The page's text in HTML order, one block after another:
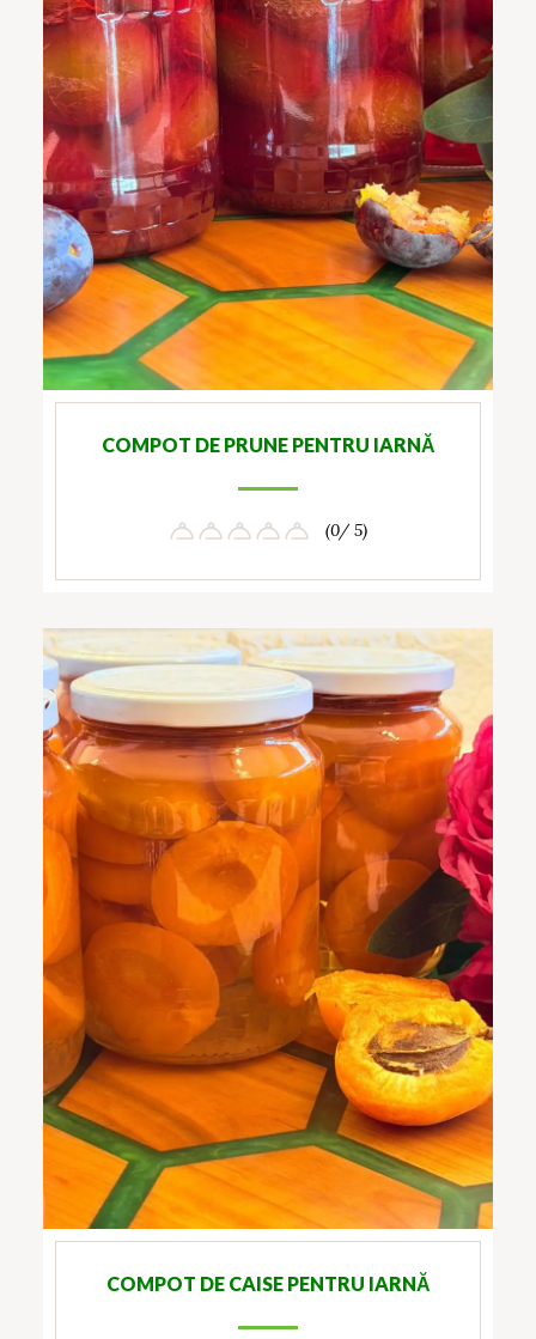
COMPOT DE PRUNE PENTRU IARNĂ
(0/ 5)
COMPOT DE CAISE PENTRU IARNĂ